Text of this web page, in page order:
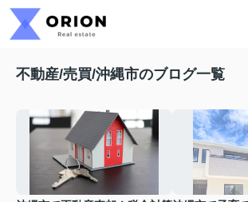
不動産/売買/沖縄市のブログ一覧